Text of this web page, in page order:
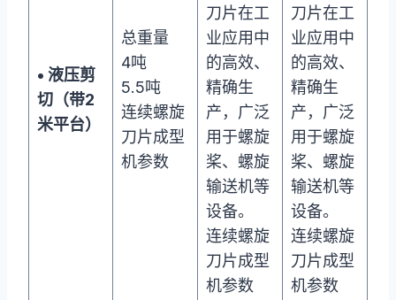
• 液压剪
切（带2
米平台）
总重量
4吨
5.5吨
连续螺旋
刀片成型
机参数
刀片在工
业应用中
的高效、
精确生
产，广泛
用于螺旋
桨、螺旋
输送机等
设备。
连续螺旋
刀片成型
机参数
刀片在工
业应用中
的高效、
精确生
产，广泛
用于螺旋
桨、螺旋
输送机等
设备。
连续螺旋
刀片成型
机参数